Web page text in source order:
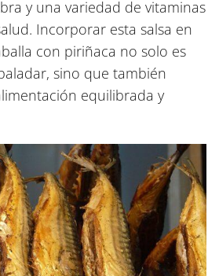
y una variedad de vitaminas
Incorporar esta salsa en
con piriñaca no solo es
sino que también
equilibrada y